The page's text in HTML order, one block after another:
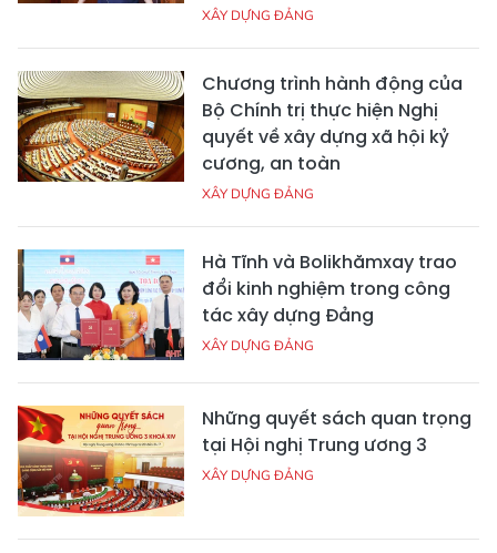
XÂY DỰNG ĐẢNG
Chương trình hành động của
Bộ Chính trị thực hiện Nghị
quyết về xây dựng xã hội kỷ
cương, an toàn
XÂY DỰNG ĐẢNG
Hà Tĩnh và Bolikhămxay trao
đổi kinh nghiệm trong công
tác xây dựng Đảng
XÂY DỰNG ĐẢNG
Những quyết sách quan trọng
tại Hội nghị Trung ương 3
XÂY DỰNG ĐẢNG